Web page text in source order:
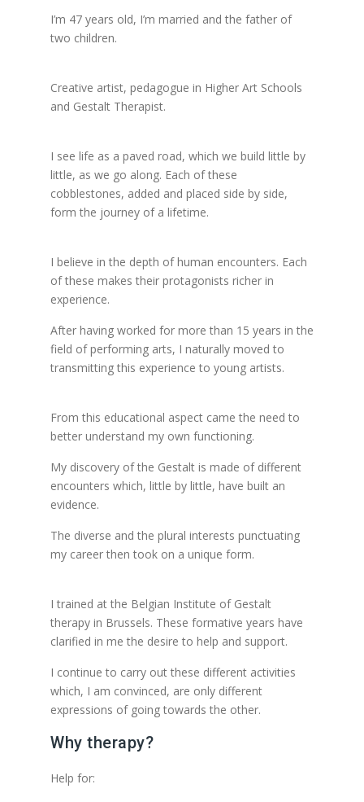
I’m 47 years old, I’m married and the father of
two children.
Creative artist, pedagogue in Higher Art Schools
and Gestalt Therapist.
I see life as a paved road, which we build little by
little, as we go along. Each of these
cobblestones, added and placed side by side,
form the journey of a lifetime.
I believe in the depth of human encounters. Each
of these makes their protagonists richer in
experience.
After having worked for more than 15 years in the
field of performing arts, I naturally moved to
transmitting this experience to young artists.
From this educational aspect came the need to
better understand my own functioning.
My discovery of the Gestalt is made of different
encounters which, little by little, have built an
evidence.
The diverse and the plural interests punctuating
my career then took on a unique form.
I trained at the Belgian Institute of Gestalt
therapy in Brussels. These formative years have
clarified in me the desire to help and support.
I continue to carry out these different activities
which, I am convinced, are only different
expressions of going towards the other.
Why therapy?
Help for: